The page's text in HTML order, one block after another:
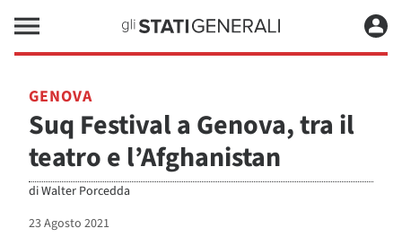
GENOVA
Suq Festival a Genova, tra il
teatro e l’Afghanistan
diWalter Porcedda
23 Agosto 2021